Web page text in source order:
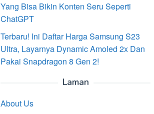
Yang Bisa Bikin Konten Seru Seperti
ChatGPT
Terbaru! Ini Daftar Harga Samsung S23
Ultra, Layarnya Dynamic Amoled 2x Dan
Pakai Snapdragon 8 Gen 2!
Laman
About Us